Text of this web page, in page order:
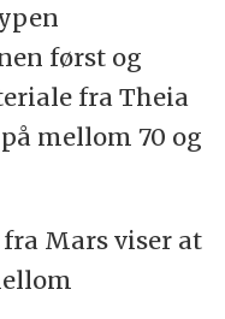
først og
fra Theia
mellom 70 og
Mars viser at